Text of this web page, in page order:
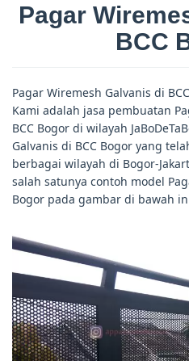
Pagar
BCC
Pagar Wiremesh Galvanis di
Kami adalah jasa pembuatan
BCC Bogor di wilayah
Galvanis di BCC Bogor yang
berbagai wilayah di Bogor-
salah satunya contoh model
Bogor pada gambar di bawah